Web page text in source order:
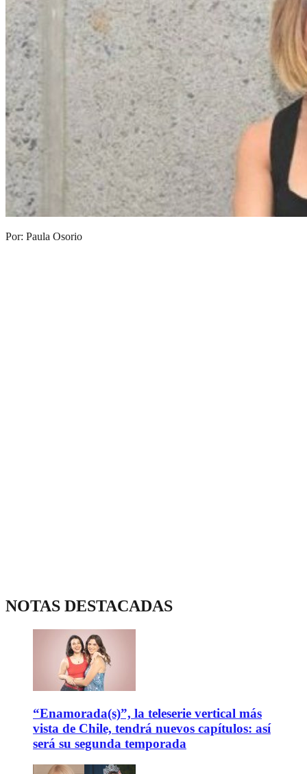
Por: Paula Osorio
NOTAS DESTACADAS
“Enamorada(s)”, la teleserie vertical más
vista de Chile, tendrá nuevos capítulos: así
será su segunda temporada